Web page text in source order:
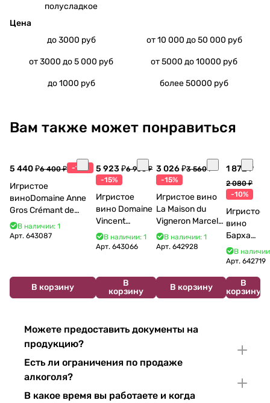
полусладкое
Цена
до 3000 руб
от 10 000 до 50 000 руб
от 3000 до 5 000 руб от 5000 до 10000 руб
до 1000 руб более 50000 руб
Вам также может понравиться
5 440 ₽6 400 ₽ -15%
Игристое
виноDomaine Anne
Gros Crémant de
Bourgogne La Fun en
Bulles Chardonnay et
В наличии: 1
Арт. 643087
В корзину
5 923 ₽6 968 ₽
-15%
Игристое
вино Domaine
Vincent
Bouzereau
Crémant de
В наличии: 1
Арт.643066
В
корзину
3 026 ₽3 560 ₽
-15%
Игристое вино
La Maison du
Vigneron Marcel
Cabelier Cremant
du Jura
В наличии: 1
Арт. 642928
В корзину
1 872 ₽
2 080 ₽
-10%
Игристое
вино
Бархат
Остров
2025
В
Арт.642719
В
корзину
Можете предоставить документы на
продукцию?
Есть ли ограничения по продаже
алкоголя?
В какое время вы работаете и когда